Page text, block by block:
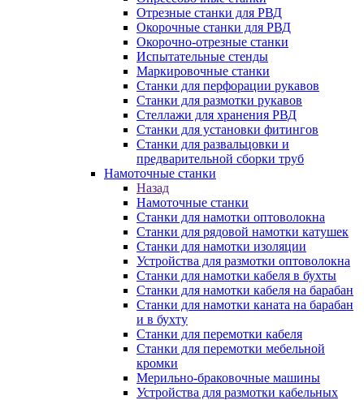
Отрезные станки для РВД
Окорочные станки для РВД
Окорочно-отрезные станки
Испытательные стенды
Маркировочные станки
Станки для перфорации рукавов
Станки для размотки рукавов
Стеллажи для хранения РВД
Станки для установки фитингов
Станки для развальцовки и
предварительной сборки труб
Намоточные станки
Назад
Намоточные станки
Станки для намотки оптоволокна
Станки для рядовой намотки катушек
Станки для намотки изоляции
Устройства для размотки оптоволокна
Станки для намотки кабеля в бухты
Станки для намотки кабеля на барабан
Станки для намотки каната на барабан
и в бухту
Станки для перемотки кабеля
Станки для перемотки мебельной
кромки
Мерильно-браковочные машины
Устройства для размотки кабельных